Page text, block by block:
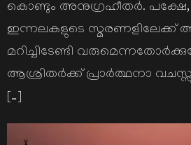
കൊണ്ടും അനുഗ്രഹീതര്‍.
ഇന്നലകളുടെ സ്മരണളിലേക്ക്
മറിച്ചിടേണ്ടി
ആശ്രിതര്‍ക്ക് പ്രാര്‍ത്ഥനാ
[…]